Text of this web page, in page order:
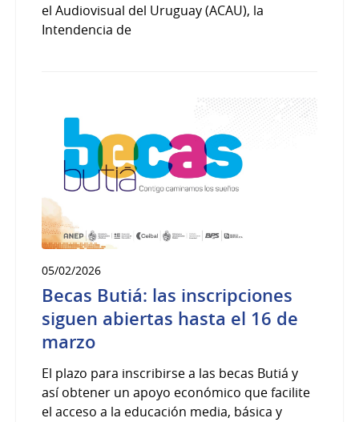
el Audiovisual del Uruguay (ACAU), la
Intendencia de
05/02/2026
Becas Butiá: las inscripciones
siguen abiertas hasta el 16 de
marzo
El plazo para inscribirse a las becas Butiá y
así obtener un apoyo económico que facilite
el acceso a la educación media, básica y